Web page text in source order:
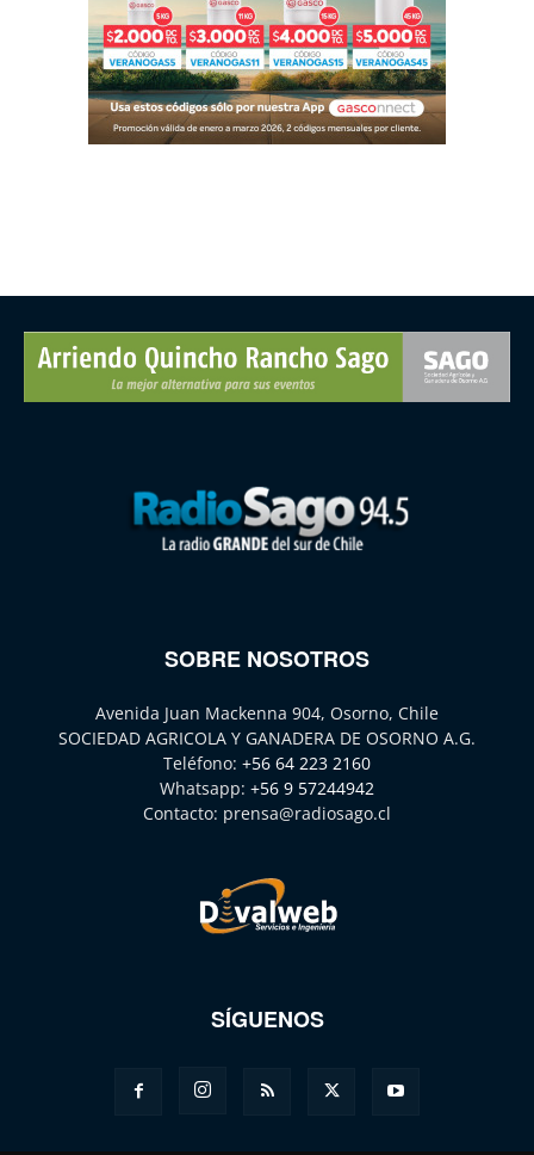
SOBRE NOSOTROS
Avenida Juan Mackenna 904, Osorno, Chile
SOCIEDAD AGRICOLA Y GANADERA DE OSORNO A.G.
Teléfono: +56 64 223 2160
Whatsapp: +56 9 57244942
Contacto: prensa@radiosago.cl
SÍGUENOS